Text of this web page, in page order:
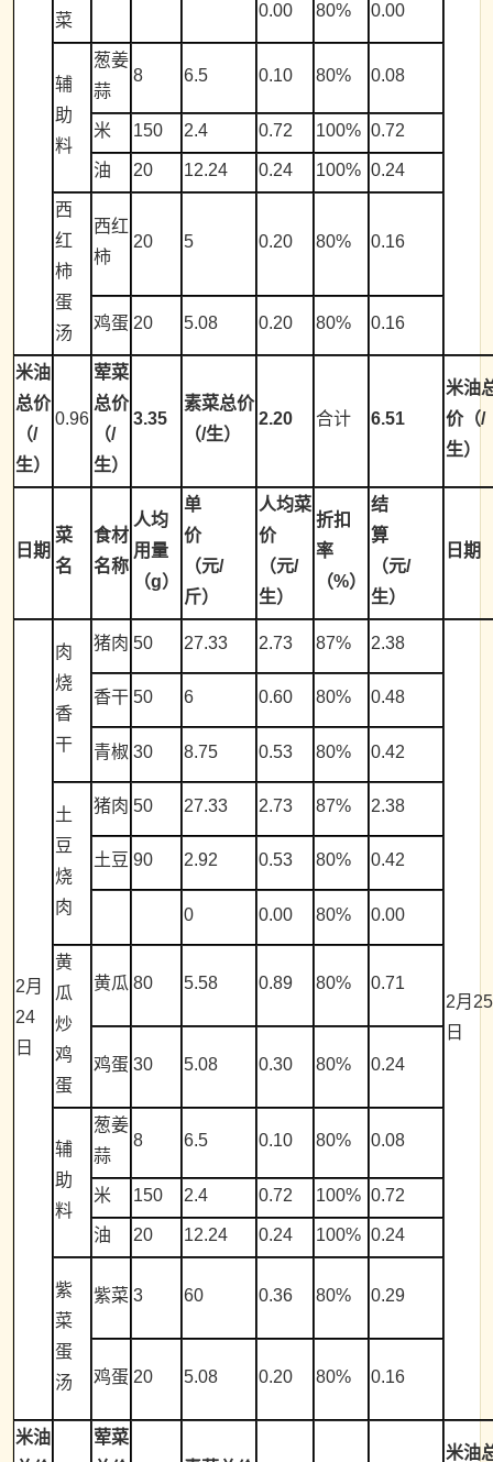
菜
0.00 80% 0.00
辅
助
料
葱姜
蒜
8 6.5 0.10 80% 0.08
米 150 2.4 0.72 100% 0.72
油 20 12.24 0.24 100% 0.24
西
红
柿
蛋
汤
西红
柿
20 5 0.20 80% 0.16
鸡蛋 20 5.08 0.20 80% 0.16
米油
总价
（/
生）
0.96
荤菜
总价
（/
生）
3.35
素菜总价
（/生）
2.20 合计 6.51
米油
价（/
生）
日期
菜
名
食材
名称
人均
用量
（g）
单
价
（元/
斤）
人均菜
价
（元/
生）
折扣
率
（%）
结
算
（元/
生）
日期
2月
24
日
肉
烧
香
干
猪肉 50 27.33 2.73 87% 2.38
2月25
日
香干 50 6 0.60 80% 0.48
青椒 30 8.75 0.53 80% 0.42
土
豆
烧
肉
猪肉 50 27.33 2.73 87% 2.38
土豆 90 2.92 0.53 80% 0.42
0 0.00 80% 0.00
黄
瓜
炒
鸡
蛋
黄瓜 80 5.58 0.89 80% 0.71
鸡蛋 30 5.08 0.30 80% 0.24
辅
助
料
葱姜
蒜
8 6.5 0.10 80% 0.08
米 150 2.4 0.72 100% 0.72
油 20 12.24 0.24 100% 0.24
紫
菜
蛋
汤
紫菜 3 60 0.36 80% 0.29
鸡蛋 20 5.08 0.20 80% 0.16
米油
荤菜
米油